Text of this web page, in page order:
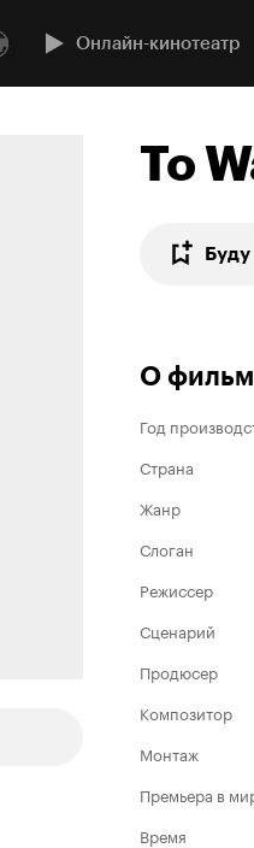
Онлайн-кинотеатр
To
О
Год
Страна
Жанр
Слоган
Режиссер
Сценарий
Продюсер
Композитор
Монтаж
Премьера в
Время